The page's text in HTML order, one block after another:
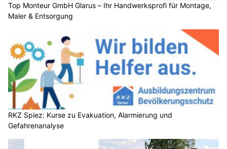
Top Monteur GmbH Glarus – Ihr Handwerksprofi für Montage,
Maler & Entsorgung
RKZ Spiez: Kurse zu Evakuation, Alarmierung und
Gefahrenanalyse